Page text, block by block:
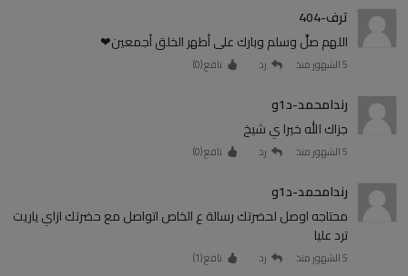
ترف-404
اللهم صلِّ وسلم وبارك على أطهر الخلق أجمعين❤
5 الشهور منذ رد نافع (0
)
رندامحمد-د1و
جزاك الله خيرا ي شيخ
5 الشهور منذ رد نافع (0
)
رندامحمد-د1و
محتاجه اوصل لحضرتك رسالة ع الخاص اتواصل مع حضرتك ازاي ياريت
ترد عليا
5 الشهور منذ رد نافع (1
)